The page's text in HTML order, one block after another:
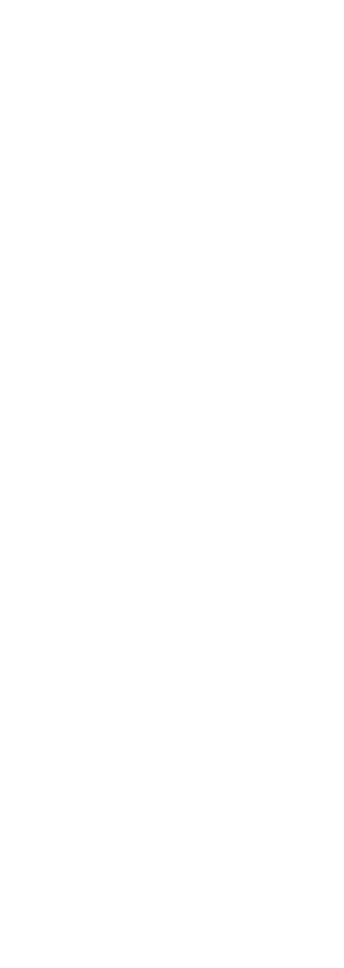
Además, nuestros clientes pueden crear sus
un
u otros recursos
tecnología avanzada de Regula con sus
Dicho todo esto, entendemos que algunas
preferirían optar por la interfaz nativa que
ese caso, Regula ofrece a los clientes su
demostrado garantizar la usabilidad, para
persona pueda tener una experiencia
incluso en este escenario, dejamos cierto
personalización, como cambiar colores,
Otro aspecto significativo que influye en la
del usuario es el soporte de idioma, también
localización. Si usted puede usar una
identidad en el idioma nativo de su aplicación
momento, eso naturalmente elimina un gran
acelera su salida al mercado. Regula
La interfaz puede estar disponible en 33